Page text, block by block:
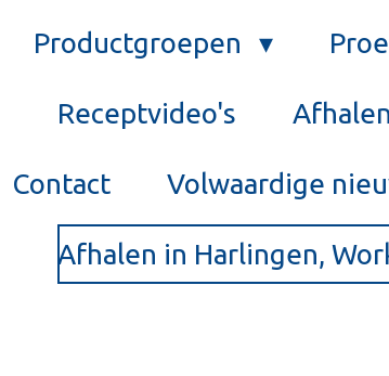
Productgroepen
Receptvideo's
Contact Volwaardige
Afhalen in Harlingen,